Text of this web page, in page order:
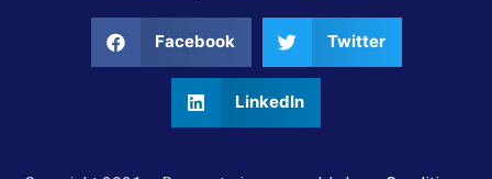
Facebook Twitter
LinkedIn